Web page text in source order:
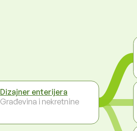
Dizajner enterijera
Građevina i nekretnine